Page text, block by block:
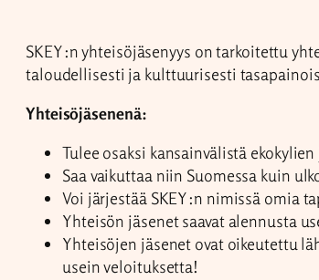
SKEY:n yhteisöjäsenyys on tarkoitettu
taloudellisesti ja kulttuurisesti
Yhteisöjäsenenä:
Tulee osaksi kansainvälistä
Saa vaikuttaa niin Suomessa kuin
Voi järjestää SKEY:n nimissä omia
Yhteisön jäsenet saavat alennusta
Yhteisöjen jäsenet ovat oikeutettu
usein veloituksetta!